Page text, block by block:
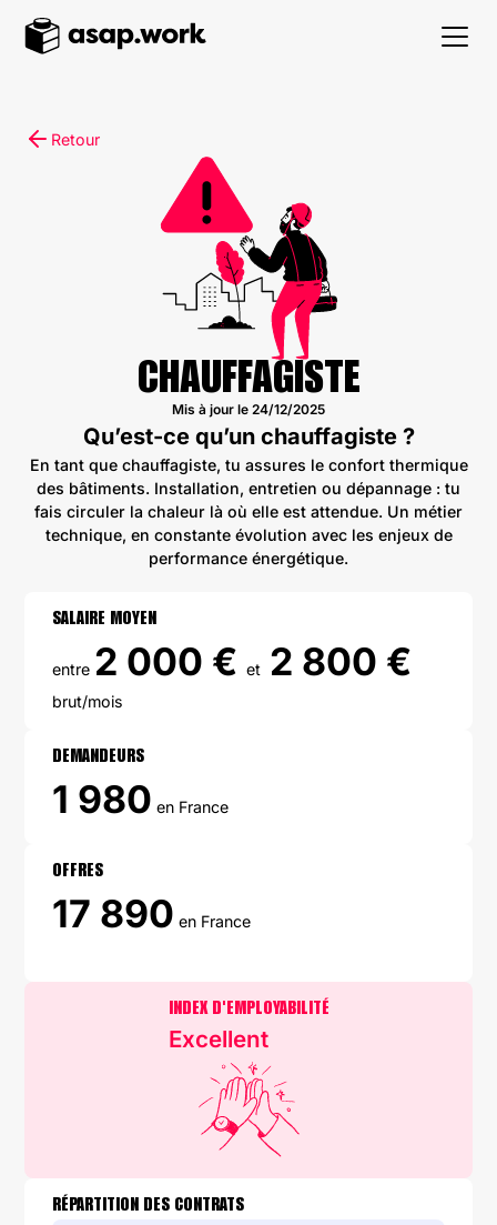
Retour
CHAUFFAGISTE
Mis à jour le 24/12/2025
Qu’est-ce qu’un chauffagiste ?
En tant que chauffagiste, tu assures le confort thermique
des bâtiments. Installation, entretien ou dépannage : tu
fais circuler la chaleur là où elle est attendue. Un métier
technique, en constante évolution avec les enjeux de
performance énergétique.
SALAIRE MOYEN
entre 2 000 €et 2 800 €
brut/mois
DEMANDEURS
1 980 en France
OFFRES
17 890 en France
INDEX D'EMPLOYABILITÉ
Excellent
RÉPARTITION DES CONTRATS